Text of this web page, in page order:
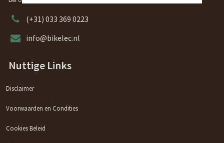
(+31) 033 369 0223
info@bikelec.nl
Nuttige Links
Disclaimer
Voorwaarden en Condities
Cookies Beleid